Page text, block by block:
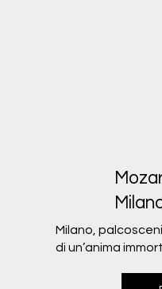
Milano,
di un’anima